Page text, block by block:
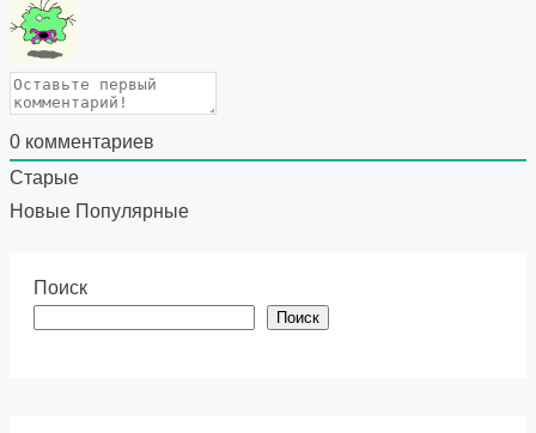
0 комментариев
Старые
Новые Популярные
Поиск
Поиск